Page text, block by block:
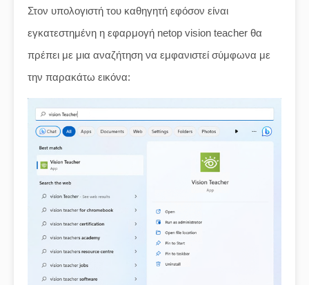
Στον υπολογιστή του καθηγητή εφόσον είναι
εγκατεστημένη η εφαρμογή netop vision teacher θα
πρέπει με μια αναζήτηση να εμφανιστεί σύμφωνα με
την παρακάτω εικόνα: